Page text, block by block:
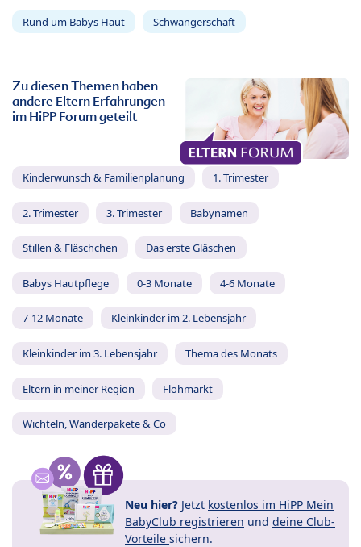
Rund um Babys Haut Schwangerschaft
Zu diesen Themen haben
andere Eltern Erfahrungen
im HiPP Forum geteilt
Kinderwunsch & Familienplanung 1. Trimester
2. Trimester 3. Trimester Babynamen
Stillen & Fläschchen Das erste Gläschen
Babys Hautpflege 0-3 Monate 4-6 Monate
7-12 Monate Kleinkinder im 2. Lebensjahr
Kleinkinder im 3. Lebensjahr Thema des Monats
Eltern in meiner Region Flohmarkt
Wichteln, Wanderpakete & Co
Neu hier? Jetzt kostenlos im HiPP Mein
BabyClub registrieren und deine Club-
Vorteile sichern.